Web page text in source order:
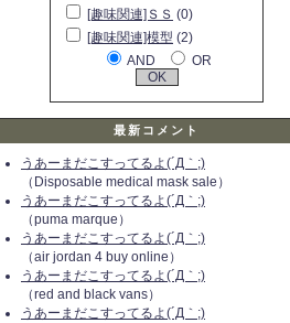
[趣味関連]ＳＳ (0)
[趣味関連]模型 (2)
AND
OR
最新コメント
うあーまだこすってるよ(´Д｀;)
（Disposable medical mask sale）
うあーまだこすってるよ(´Д｀;)
（puma marque）
うあーまだこすってるよ(´Д｀;)
（air jordan 4 buy online）
うあーまだこすってるよ(´Д｀;)
（red and black vans）
うあーまだこすってるよ(´Д｀;)